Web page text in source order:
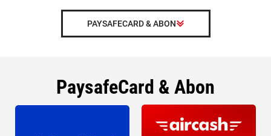
PAYSAFECARD & ABON
PaysafeCard & Abon